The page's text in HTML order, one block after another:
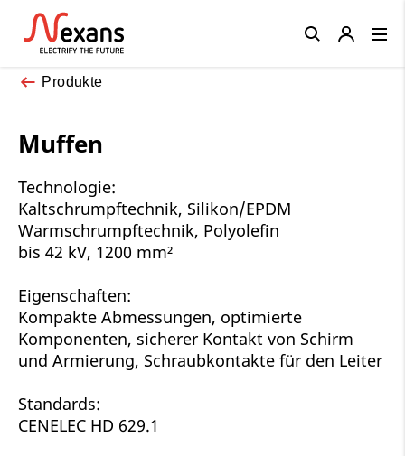
Produkte
Muffen
Technologie:
Kaltschrumpftechnik, Silikon/EPDM
Warmschrumpftechnik, Polyolefin
bis 42 kV, 1200 mm²
Eigenschaften:
Kompakte Abmessungen, optimierte
Komponenten, sicherer Kontakt von Schirm
und Armierung, Schraubkontakte für den Leiter
Standards:
CENELEC HD 629.1
Close